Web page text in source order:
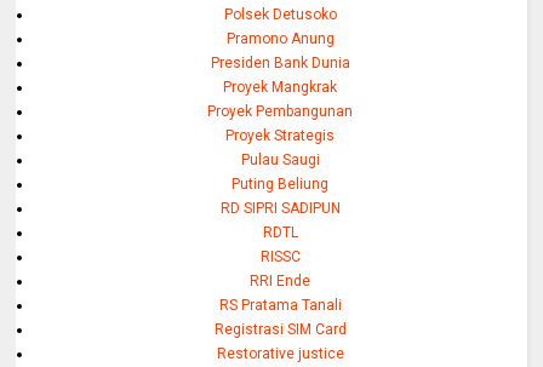
Polsek Detusoko
Pramono Anung
Presiden Bank Dunia
Proyek Mangkrak
Proyek Pembangunan
Proyek Strategis
Pulau Saugi
Puting Beliung
RD SIPRI SADIPUN
RDTL
RISSC
RRI Ende
RS Pratama Tanali
Registrasi SIM Card
Restorative justice